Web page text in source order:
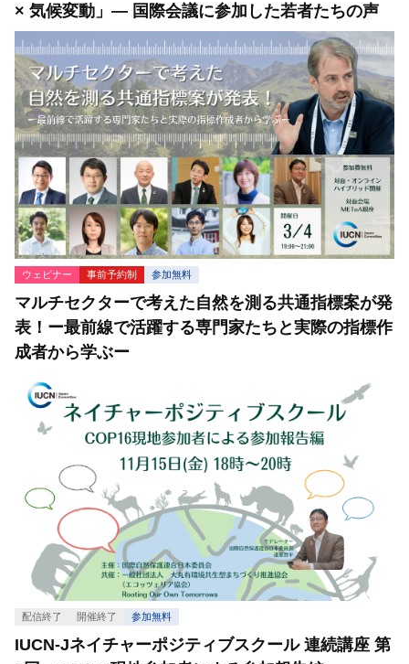
× 気候変動」— 国際会議に参加した若者たちの声
ウェビナー 事前予約制 参加無料
マルチセクターで考えた自然を測る共通指標案が発
表！ー最前線で活躍する専門家たちと実際の指標作
成者から学ぶー
配信終了 開催終了 参加無料
IUCN-Jネイチャーポジティブスクール 連続講座 第